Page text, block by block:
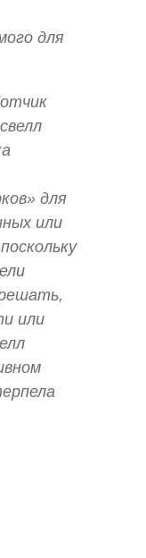
для
для
или
или